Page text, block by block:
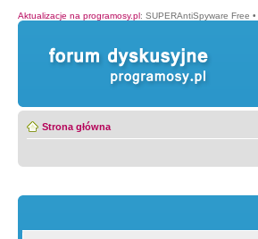
Aktualizacje na programosy.pl: SUPERAntiSpyware Free •
Strona główna